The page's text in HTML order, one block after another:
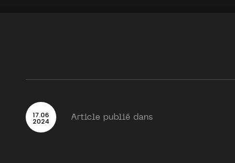
17.06
2024 Article publié dans